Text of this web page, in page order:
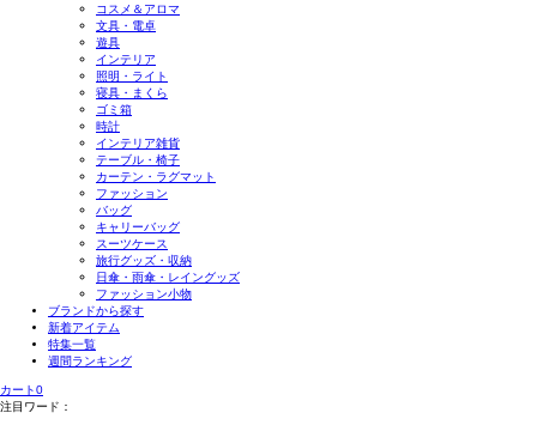
コスメ＆アロマ
文具・電卓
遊具
インテリア
照明・ライト
寝具・まくら
ゴミ箱
時計
インテリア雑貨
テーブル・椅子
カーテン・ラグマット
ファッション
バッグ
キャリーバッグ
スーツケース
旅行グッズ・収納
日傘・雨傘・レイングッズ
ファッション小物
ブランドから探す
新着アイテム
特集一覧
週間ランキング
カート0
注目ワード：